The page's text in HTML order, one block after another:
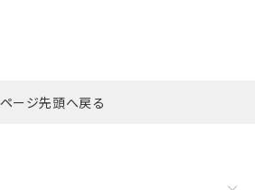
ページ先頭へ戻る